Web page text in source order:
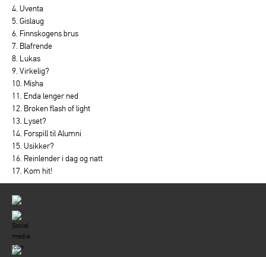
4. Uventa
5. Gislaug
6. Finnskogens brus
7. Blafrende
8. Lukas
9. Virkelig?
10. Misha
11. Enda lenger ned
12. Broken flash of light
13. Lyset?
14. Forspill til Alumni
15. Usikker?
16. Reinlender i dag og natt
17. Kom hit!